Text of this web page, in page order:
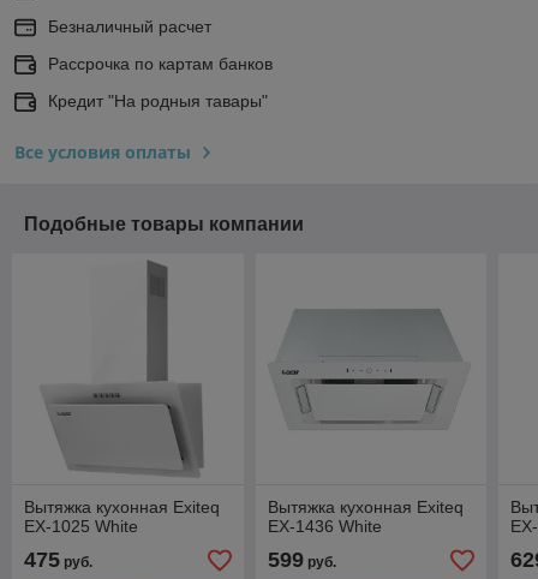
Безналичный расчет
Рассрочка по картам банков
Кредит "На родныя тавары"
Все условия оплаты
Подобные товары компании
Вытяжка кухонная Exiteq
EX-1025 White
475 руб.
Вытяжка кухонная Exiteq
EX-1436 White
599руб.